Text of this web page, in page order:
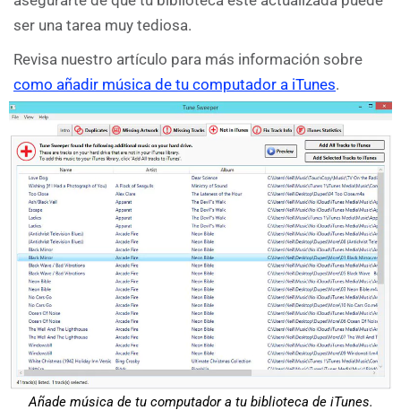
ser una tarea muy tediosa.
Revisa nuestro artículo para más información sobre
como añadir música de tu computador a iTunes.
Añade música de tu computador a tu biblioteca de iTunes.